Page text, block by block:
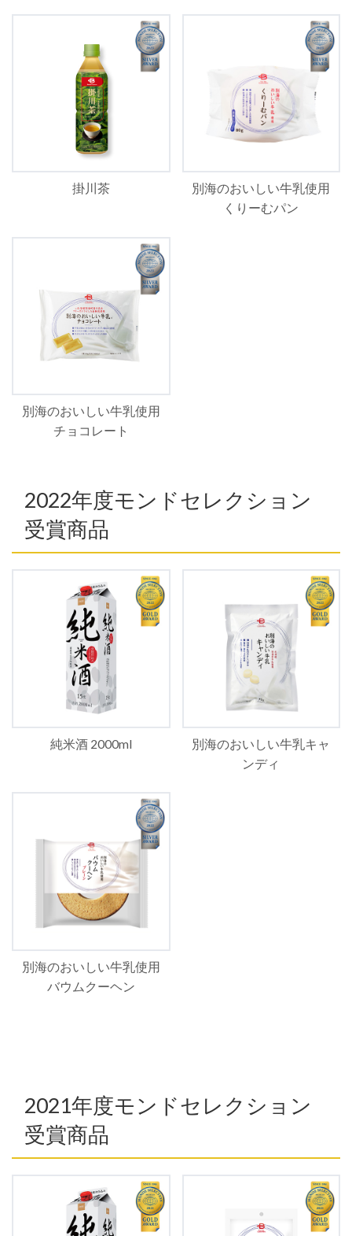
掛川茶
別海のおいしい牛乳使用
くりーむパン
別海のおいしい牛乳使用
チョコレート
2022年度モンドセレクション
受賞商品
純米酒 2000ml
別海のおいしい牛乳キャ
ンディ
別海のおいしい牛乳使用
バウムクーヘン
2021年度モンドセレクション
受賞商品